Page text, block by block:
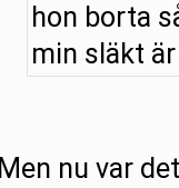
hon borta
min släkt
Men nu var